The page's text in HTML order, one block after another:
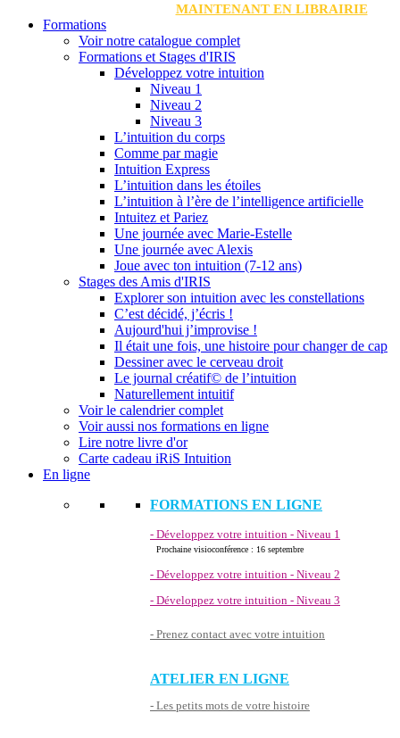
MAINTENANT EN LIBRAIRIE
Formations
Voir notre catalogue complet
Formations et Stages d'IRIS
Développez votre intuition
Niveau 1
Niveau 2
Niveau 3
L’intuition du corps
Comme par magie
Intuition Express
L’intuition dans les étoiles
L’intuition à l’ère de l’intelligence artificielle
Intuitez et Pariez
Une journée avec Marie-Estelle
Une journée avec Alexis
Joue avec ton intuition (7-12 ans)
Stages des Amis d'IRIS
Explorer son intuition avec les constellations
C’est décidé, j’écris !
Aujourd'hui j’improvise !
Il était une fois, une histoire pour changer de cap
Dessiner avec le cerveau droit
Le journal créatif© de l’intuition
Naturellement intuitif
Voir le calendrier complet
Voir aussi nos formations en ligne
Lire notre livre d'or
Carte cadeau iRiS Intuition
En ligne
FORMATIONS EN LIGNE
- Développez votre intuition - Niveau 1
Prochaine visioconférence : 16 septembre
- Développez votre intuition - Niveau 2
- Développez votre intuition - Niveau 3
- Prenez contact avec votre intuition
ATELIER EN LIGNE
- Les petits mots de votre histoire